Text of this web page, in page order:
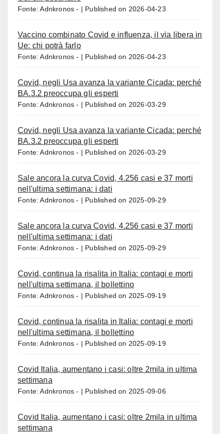
Fonte: Adnkronos - Published on 2026-04-23
Vaccino combinato Covid e influenza, il via libera in
Ue: chi potrà farlo
Fonte: Adnkronos - Published on 2026-04-23
Covid, negli Usa avanza la variante Cicada: perché
BA.3.2 preoccupa gli esperti
Fonte: Adnkronos - Published on 2026-03-29
Covid, negli Usa avanza la variante Cicada: perché
BA.3.2 preoccupa gli esperti
Fonte: Adnkronos - Published on 2026-03-29
Sale ancora la curva Covid, 4.256 casi e 37 morti
nell'ultima settimana: i dati
Fonte: Adnkronos - Published on 2025-09-29
Sale ancora la curva Covid, 4.256 casi e 37 morti
nell'ultima settimana: i dati
Fonte: Adnkronos - Published on 2025-09-29
Covid, continua la risalita in Italia: contagi e morti
nell'ultima settimana, il bollettino
Fonte: Adnkronos - Published on 2025-09-19
Covid, continua la risalita in Italia: contagi e morti
nell'ultima settimana, il bollettino
Fonte: Adnkronos - Published on 2025-09-19
Covid Italia, aumentano i casi: oltre 2mila in ultima
settimana
Fonte: Adnkronos - Published on 2025-09-06
Covid Italia, aumentano i casi: oltre 2mila in ultima
settimana